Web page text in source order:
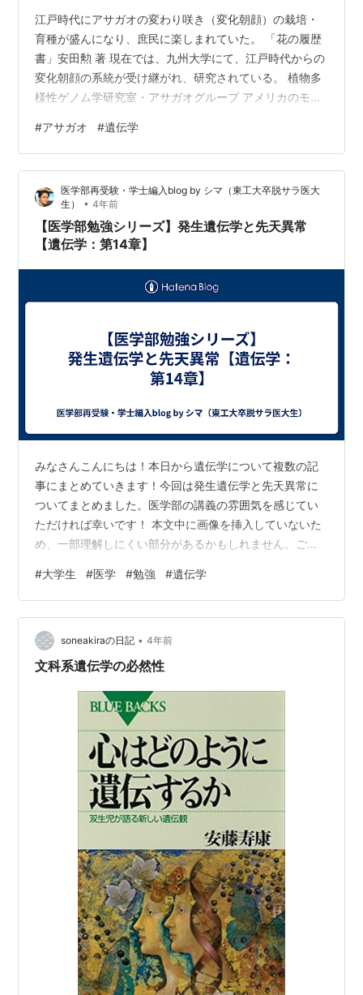
江戸時代にアサガオの変わり咲き（変化朝顔）の栽培・
育種が盛んになり、庶民に楽しまれていた。 「花の履歴
書」安田勲 著 現在では、九州大学にて、江戸時代からの
変化朝顔の系統が受け継がれ、研究されている。 植物多
様性ゲノム学研究室・アサガオグループ アメリカのモー
だ今井喜孝先生は、帰国後、アサガオの遺伝学研究を開
始する。 今井先生は、研究に対する姿勢として、次のよ
うな言葉を残されている。 「自分はまず10歩前進する。
たとえ後に9歩退くことがあろうとも、最初から1歩だけ
踏み出したよりは進歩があると思う。」 「近代日本生物
学者小伝」p488
#アサガオ #遺伝学
医学部再受験・学士編入blog by シマ（東工大卒脱サラ医大
生）
• 4年前
【医学部勉強シリーズ】発生遺伝学と先天異常
【遺伝学：第14章】
みなさんこんにちは！本日から遺伝学について複数の記
事にまとめていきます！今回は発生遺伝学と先天異常に
ついてまとめました。医学部の講義の雰囲気を感じてい
ただければ幸いです！ 本文中に画像を挿入していないた
め、一部理解しにくい部分があるかもしれません。ご了
発生(教科書を中心として) 医学における発生生物学 発生
生物学用語、モデル動物の発生 発生運命、特定化、運命
決定(レジュメにない内容) HOX遺伝子の機能と構成(ショ
ウジョウバエの体節から発見された) HOXD13遺伝子変異
モデル動物からヒト疾患へ(hedgehog遺伝子の発現とそ
#大学生 #医学 #勉強 #遺伝学
soneakiraの日記 • 4年前
文科系遺伝学の必然性